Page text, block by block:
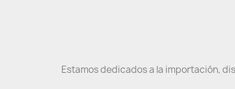
Estamos dedicados a la importación,